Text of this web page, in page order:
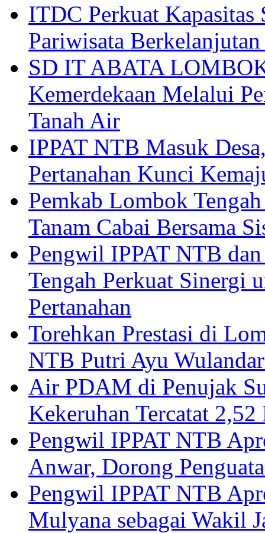
ITDC Perkuat
Pariwisata
SD IT ABATA
Kemerdekaan Melalui
Tanah Air
IPPAT NTB Masuk
Pertanahan Kunci
Pemkab Lombok
Tanam Cabai Bersama
Pengwil IPPAT NTB
Tengah Perkuat Sinergi
Pertanahan
Torehkan Prestasi di
NTB Putri Ayu
Air PDAM di Penujak
Kekeruhan Tercatat
Pengwil IPPAT NTB
Anwar, Dorong
Pengwil IPPAT NTB
Mulyana sebagai Wakil